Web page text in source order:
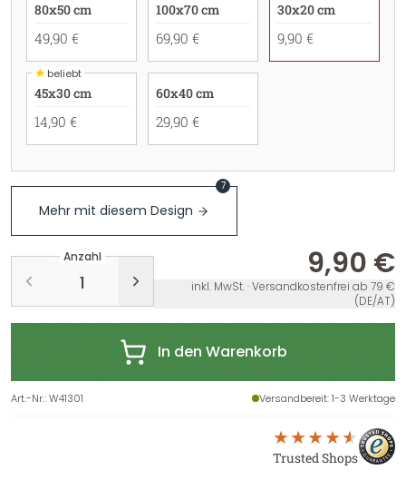
80x50 cm
49,90 €
100x70 cm
69,90 €
30x20 cm
9,90 €
★beliebt
45x30 cm
14,90 €
60x40 cm
29,90 €
Mehr mit diesem Design
7
Anzahl 9,90 €
inkl. MwSt. · Versandkostenfrei ab 79 €
(DE/AT)
In den Warenkorb
Art.-Nr.:W41301 Versandbereit: 1-3 Werktage
Trusted Shops